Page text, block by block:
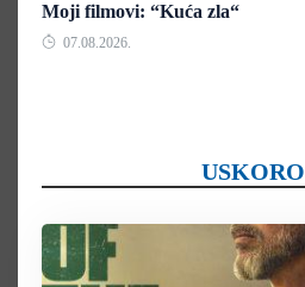
Moji filmovi: “Kuća zla“
07.08.2026.
USKORO